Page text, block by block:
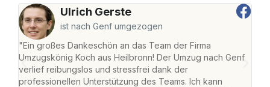
Ulrich Gerste
ist nach Genf umgezogen
"Ein großes Dankeschön an das Team der Firma
Umzugskönig Koch aus Heilbronn! Der Umzug nach Genf
verlief reibungslos und stressfrei dank der
professionellen Unterstützung des Teams. Ich kann